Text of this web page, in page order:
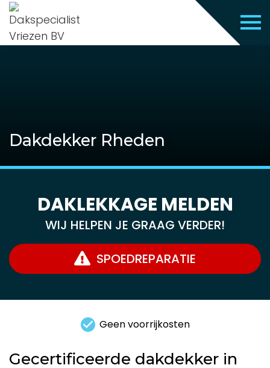
Dakdekker Rheden
DAKLEKKAGE MELDEN
WIJ HELPEN JE GRAAG VERDER!
SPOEDREPARATIE
Jarenlange ervaring
Gecertificeerde dakdekker in